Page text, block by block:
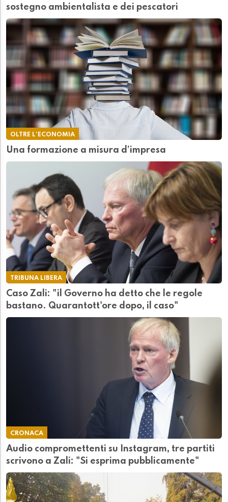
sostegno ambientalista e dei pescatori
OLTRE L'ECONOMIA
Una formazione a misura d’impresa
TRIBUNA LIBERA
Caso Zali: "il Governo ha detto che le regole
bastano. Quarantott'ore dopo, il caso"
CRONACA
Audio compromettenti su Instagram, tre partiti
scrivono a Zali: "Si esprima pubblicamente"